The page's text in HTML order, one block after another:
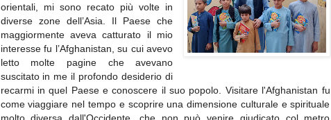
orientali, mi sono recato più volte in
diverse zone dell’Asia. Il Paese che
maggiormente aveva catturato il mio
interesse fu l’Afghanistan, su cui avevo
letto molte pagine che avevano
suscitato in me il profondo desiderio di
recarmi in quel Paese e conoscere il suo popolo. Visitare l'Afghanistan fu
come viaggiare nel tempo e scoprire una dimensione culturale e spirituale